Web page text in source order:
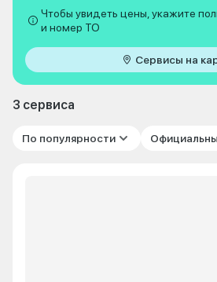
Чтобы увидеть цены, укажите
и номер ТО
Сервисы на
3 сервиса
По популярности